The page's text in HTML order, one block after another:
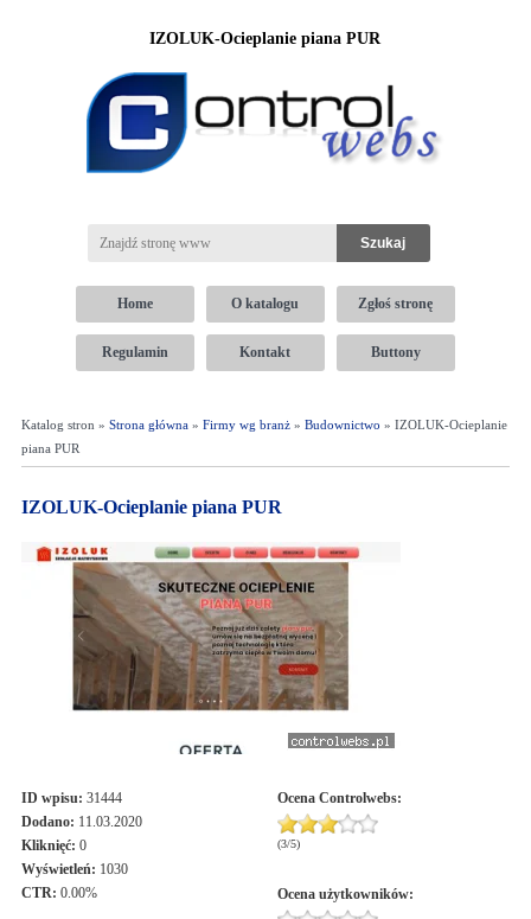
IZOLUK-Ocieplanie piana PUR
Home O katalogu Zgłoś stronę
Regulamin Kontakt Buttony
Katalog stron » Strona główna» Firmy wg branż» Budownictwo » IZOLUK-Ocieplanie
piana PUR
IZOLUK-Ocieplanie piana PUR
ID wpisu: 31444
Dodano: 11.03.2020
Kliknięć: 0
Wyświetleń: 1030
CTR: 0.00%
Ocena Controlwebs:
(3/5)
Ocena użytkowników: